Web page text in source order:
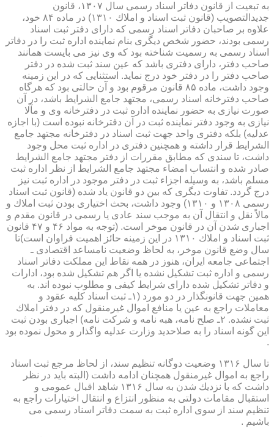
به تبعیت از قانون دفاتر اسناد رسمی سال ۱۳۰۷، قانون
جدیدالتصویب (قانون ثبت اسناد و املاك ۱۳۱۰) در ماده ۸۴ خود،
علاوه بر صاحبان دفاتر اسناد رسمی كه دارای دفتر ثبت اسناد
رسمی بودند، حضور شخص دیگری بنام نماینده اداره ثبت را در دفاتر
اسناد رسمی به رسمیت شناخته بود كه وی نیز می بایست همانند
صاحب دفتر، دارای دفتری باشد كه عین سند ثبت شده در دفتر
صاحب دفتر را در دفتر خود درج نماید. استثنایی كه در این زمینه
وجود داشت، ماده ۸۵ قانون مرقوم بود و آن حالتی بود كه هرگاه
صاحب دفترخانه اسناد رسمی، مجتهد جامع الشرایط باشد، در آن
صورت نیازی به حضور نماینده اداره ثبت در دفترخانه وی و مآلا
نیازی به وجود دفتر نماینده ثبت در آن دفترخانه نبوده است (با اجازه
عدلیه) بلكه دفتری واحد جهت ثبت اسناد در دفترخانه مجتهد جامع
الشرایط قرار داشته و همچنین دفتری در اداره ثبت محل وجود
داشت، تا سندی كه مطابق مقررات از دفتر مجتهد جامع الشرایط
صادر شده و انتساب امضاء مجتهد جامع الشرایط از نظر اداره ثبت
مسلم باشد، به وسیله اجزاء ثبت در دفتر موجود در اداره ثبت نیز
درج گردد. تفاوت دیگری كه بین دو قانون یاد شده (قانون ثبت اسناد
رسمی ۱۳۰۸ و ۱۳۱۰) وجود داشت، بحث اختیاری بودن ثبت املاك و
مالاً نقل و انتقال آن به موجب سند عادی یا رسمی در قانون مقدم و
اجباری شدن آن در قانون موخر است. (توجه به مواد ۴۶ و ۴۷ قانون
ثبت اسناد و املاك ۱۳۱۰ در این زمینه حائز اهمیت فراوان است)تا
سال وضع قانون موخر، به لحاظ وضعیت نامساعد اقتصادی ـ
اجتماعی جامعه ایران، هنوز در همه نقاط این مملكت دفاتر اسناد
رسمی و اداره ثبت تشكیل نشده یا اگر هم تشكیل شده بود، ادارات
و دفاتر تشكیل شده دارای شرایط كیفی و مطلوب نبوده اند. به
همین جهت قانونگذار در دو مورد (۱ـ ثبت اسناد كلیه عقود و
معاملات راجع به عین یا منافع اموال غیرمنقول كه در دفتر املاك
ثبت نشده. ۲ـ صلح نامه، هبه نامه و شركت نامه) اجباری بودن ثبت
این گونه اسناد را به صلاحدید وزارت عدلیه واگذار و محول نموده بود
.
تا سال ۱۳۱۶ وضعیت دوگانه تنظیم سند، از لحاظ مرجع ثبت اسناد
راجع به اموال غیرمنقول همچنان ادامه داشت (البته باید در نظر
داشت كه با نزدیك شدن به سال ۱۳۱۶ شاهد اقبال عمومی و
استقبال مقامات دولتی به منظور انتزاع و انتقال اختیارات راجع به
تنظیم سند از سوی اداره ثبت به سمت دفاتر اسناد رسمی می
باشیم .